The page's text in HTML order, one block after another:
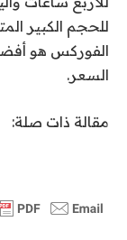
للحجم الكبير
الفوركس هو
السعر.
مقالة ذات صلة: